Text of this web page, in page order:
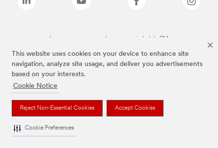
This website uses cookies on your device to enhance site
navigation, analyze site usage, and deliver you advertisements
based on your interests.
Cookie Notice
Reject Non-Essential Cookies Accept Cookies
Cookie Preferences
Las marcas mencionadas son propiedad de 3M